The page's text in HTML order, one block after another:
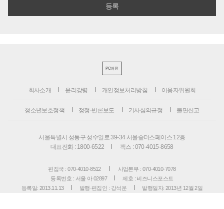
PC버전
회사소개 윤리강령 개인정보처리방침 이용자위원회
청소년보호정책 정정·반론보도 기사심의규정 불편신고
서울특별시 성동구 성수일로 39-34 서울숲더스페이스 12층
대표전화 : 1800-6522
팩스 : 070-4015-8658
편집국 : 070-4010-8512
사업본부 : 070-4010-7078
등록번호 : 서울 아 02897
제호 : 비즈니스포스트
등록일: 2013.11.13
발행·편집인 : 강석운
발행일자: 2013년 12월 2일